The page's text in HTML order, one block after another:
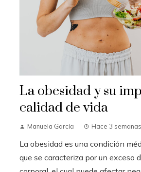
La obesidad y su
calidad de vida
Manuela García Hace 3 semanas
La obesidad es una condición
que se caracteriza por un exceso